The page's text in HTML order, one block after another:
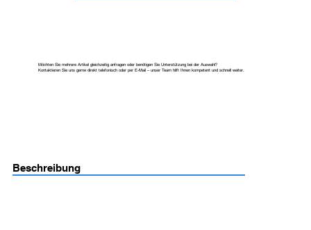
Möchten Sie mehrere Artikel gleichzeitig anfragen oder benötigen Sie Unterstützung bei der Auswahl?
Kontaktieren Sie uns gerne direkt telefonisch oder per E-Mail – unser Team hilft Ihnen kompetent und schnell weiter.
Beschreibung